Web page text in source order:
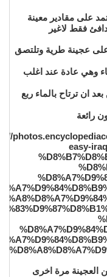
على مقادير معينة
فقط لاغير
عجينة طرية وتلتصق
وهي عادة عند اغلب
ان ترتاح بالماء ربع
رائعة
العجينة مرة اخرى